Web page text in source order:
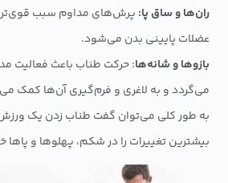
ران‌ها و ساق پا: پرش‌های مداوم سبب قوی‌تر
عضلات پایینی بدن می‌شود.
بازوها و شانه‌ها: حرکت طناب باعث فعالیت
می‌گردد و به لاغری و فرم‌گیری آن‌ها کمک
به طور کلی می‌توان گفت طناب زدن یک ورزش
بیشترین تغییرات را در شکم، پهلوها و پاها